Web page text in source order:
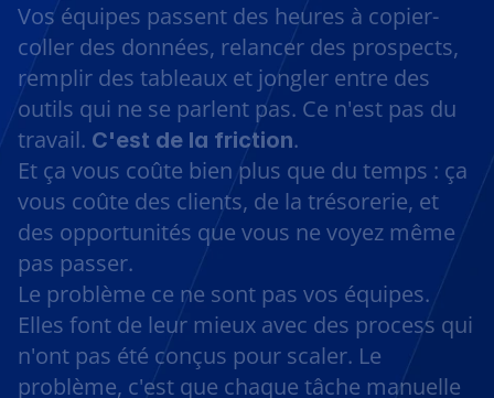
Vos équipes passent des heures à copier-
coller des données, relancer des prospects,
remplir des tableaux et jongler entre des
outils qui ne se parlent pas. Ce n'est pas du
travail. C'est de la friction.
Et ça vous coûte bien plus que du temps : ça
vous coûte des clients, de la trésorerie, et
des opportunités que vous ne voyez même
pas passer.
Le problème ce ne sont pas vos équipes.
Elles font de leur mieux avec des process qui
n'ont pas été conçus pour scaler. Le
problème, c'est que chaque tâche manuelle